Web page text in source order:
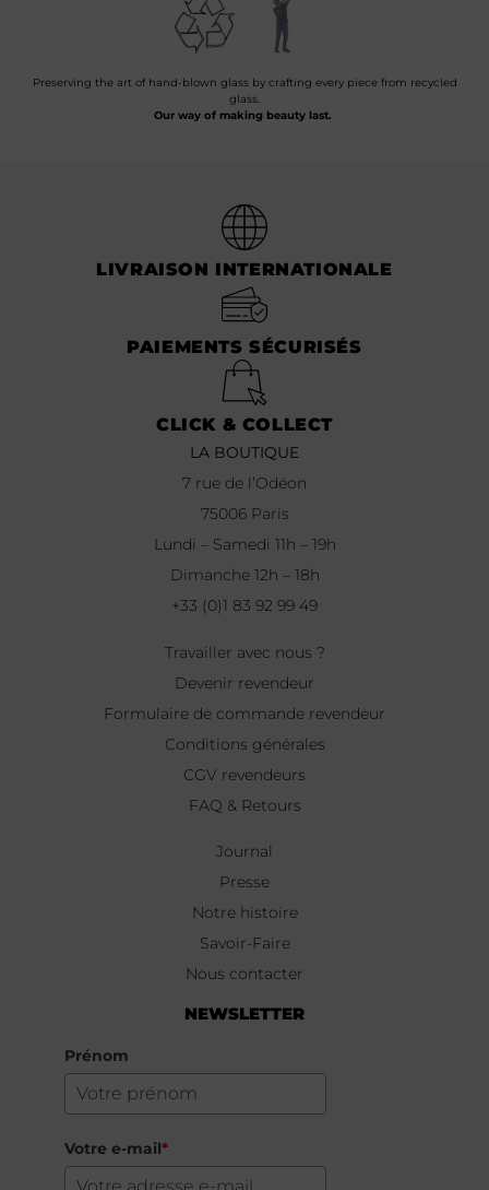
Preserving the art of hand-blown glass by crafting every piece from recycled
glass.
Our way of making beauty last.
LIVRAISON INTERNATIONALE
PAIEMENTS SÉCURISÉS
CLICK & COLLECT
LA BOUTIQUE
7 rue de l’Odéon
75006 Paris
Lundi – Samedi 11h – 19h
Dimanche 12h – 18h
+33 (0)1 83 92 99 49
Travailler avec nous ?
Devenir revendeur
Formulaire de commande revendeur
Conditions générales
CGV revendeurs
FAQ & Retours
Journal
Presse
Notre histoire
Savoir-Faire
Nous contacter
NEWSLETTER
Prénom
Votre e-mail*